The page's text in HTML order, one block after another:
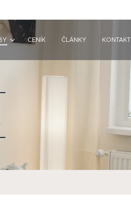
CENÍK ČLÁNKY KONTAKT